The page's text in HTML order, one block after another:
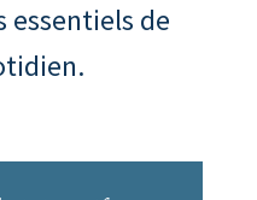
essentiels de